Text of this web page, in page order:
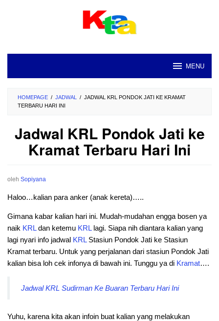
MENU
HOMEPAGE / JADWAL / JADWAL KRL PONDOK JATI KE KRAMAT
TERBARU HARI INI
Jadwal KRL Pondok Jati ke
Kramat Terbaru Hari Ini
oleh Sopiyana
Haloo…kalian para anker (anak kereta)…..
Gimana kabar kalian hari ini. Mudah-mudahan engga bosen ya
naik KRLdan ketemu KRLlagi. Siapa nih diantara kalian yang
lagi nyari info jadwal KRLStasiun Pondok Jati ke Stasiun
Kramat terbaru. Untuk yang perjalanan dari stasiun Pondok Jati
kalian bisa loh cek infonya di bawah ini. Tunggu ya di Kramat….
Jadwal KRL Sudirman Ke Buaran Terbaru Hari Ini
Yuhu, karena kita akan infoin buat kalian yang melakukan